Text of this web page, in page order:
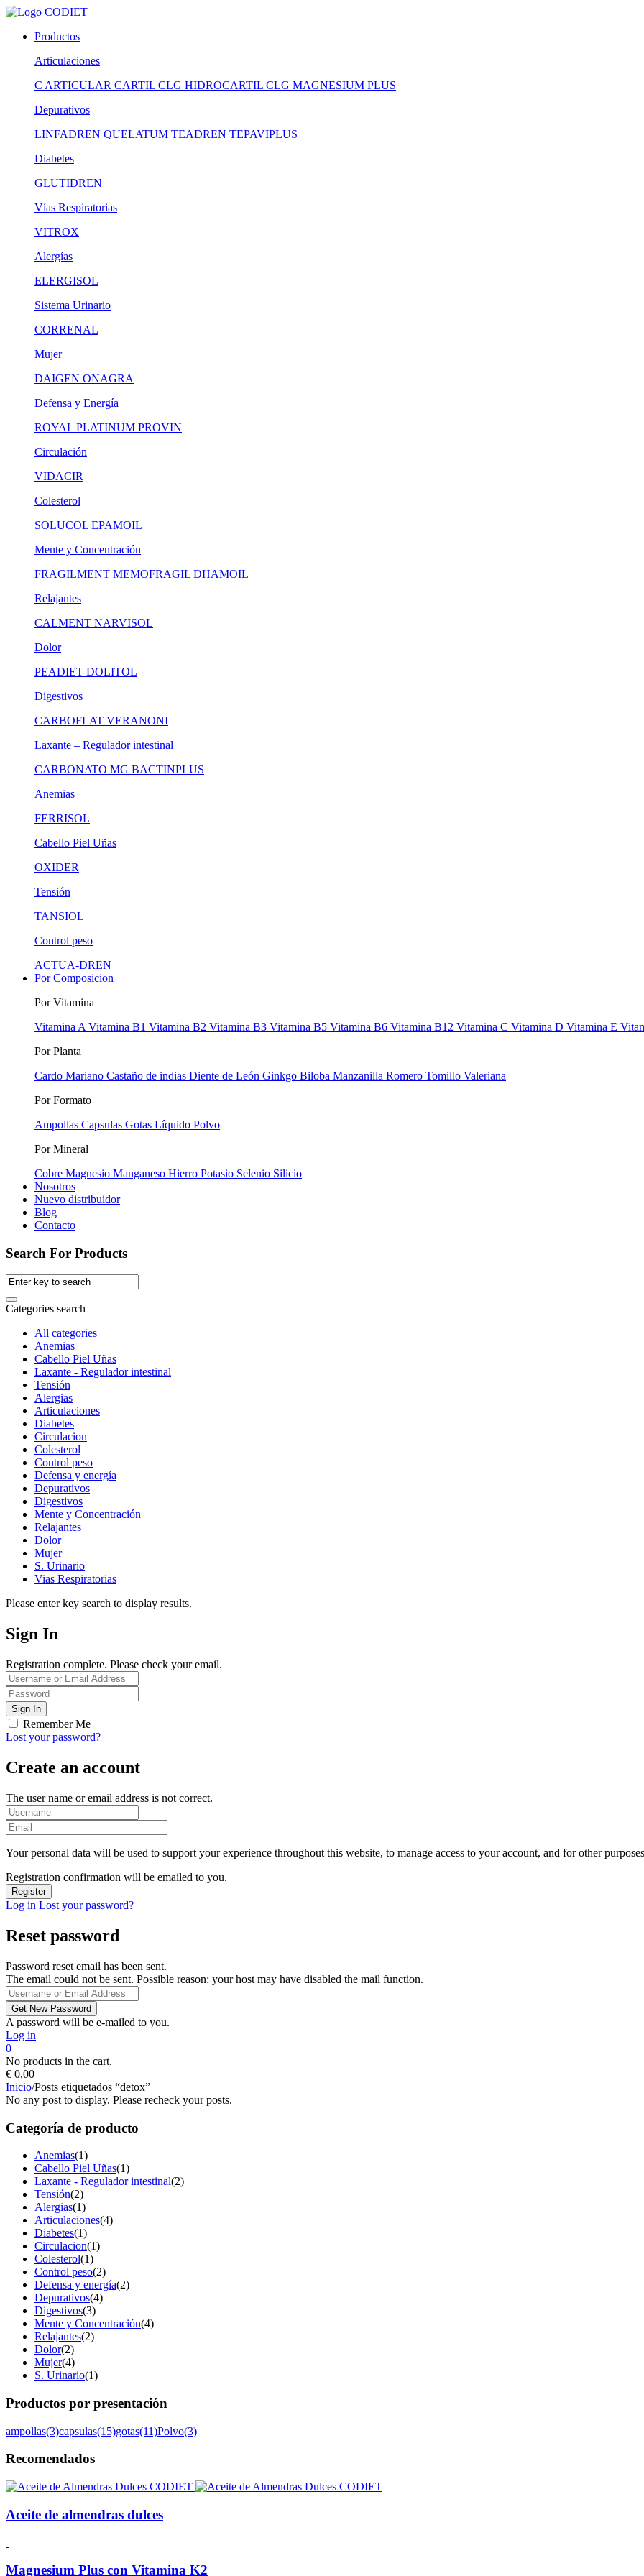
Productos
Articulaciones
C ARTICULAR CARTIL CLG HIDROCARTIL CLG MAGNESIUM PLUS
Depurativos
LINFADREN QUELATUM TEADREN TEPAVIPLUS
Diabetes
GLUTIDREN
Vías Respiratorias
VITROX
Alergías
ELERGISOL
Sistema Urinario
CORRENAL
Mujer
DAIGEN ONAGRA
Defensa y Energía
ROYAL PLATINUM PROVIN
Circulación
VIDACIR
Colesterol
SOLUCOL EPAMOIL
Mente y Concentración
FRAGILMENT MEMOFRAGIL DHAMOIL
Relajantes
CALMENT NARVISOL
Dolor
PEADIET DOLITOL
Digestivos
CARBOFLAT VERANONI
Laxante – Regulador intestinal
CARBONATO MG BACTINPLUS
Anemias
FERRISOL
Cabello Piel Uñas
OXIDER
Tensión
TANSIOL
Control peso
ACTUA-DREN
Por Composicion
Por Vitamina
Vitamina A Vitamina B1 Vitamina B2 Vitamina B3 Vitamina B5 Vitamina B6 Vitamina B12 Vitamina C Vitamina D Vitamina E
Por Planta
Cardo Mariano Castaño de indias Diente de León Ginkgo Biloba Manzanilla Romero Tomillo Valeriana
Por Formato
Ampollas Capsulas Gotas Líquido Polvo
Por Mineral
Cobre Magnesio Manganeso Hierro Potasio Selenio Silicio
Nosotros
Nuevo distribuidor
Blog
Contacto
Search For Products
Categories search
All categories
Anemias
Cabello Piel Uñas
Laxante - Regulador intestinal
Tensión
Alergias
Articulaciones
Diabetes
Circulacion
Colesterol
Control peso
Defensa y energía
Depurativos
Digestivos
Mente y Concentración
Relajantes
Dolor
Mujer
S. Urinario
Vias Respiratorias
Please enter key search to display results.
Sign In
Registration complete. Please check your email.
Remember Me
Lost your password?
Create an account
The user name or email address is not correct.
Your personal data will be used to support your experience throughout this website, to manage access to your account, and for other
Registration confirmation will be emailed to you.
Log in Lost your password?
Reset password
Password reset email has been sent.
The email could not be sent. Possible reason: your host may have disabled the mail function.
A password will be e-mailed to you.
Log in
0
No products in the cart.
€ 0,00
Inicio/Posts etiquetados “detox”
No any post to display. Please recheck your posts.
Categoría de producto
Anemias(1)
Cabello Piel Uñas(1)
Laxante - Regulador intestinal(2)
Tensión(2)
Alergias(1)
Articulaciones(4)
Diabetes(1)
Circulacion(1)
Colesterol(1)
Control peso(2)
Defensa y energía(2)
Depurativos(4)
Digestivos(3)
Mente y Concentración(4)
Relajantes(2)
Dolor(2)
Mujer(4)
S. Urinario(1)
Productos por presentación
ampollas(3)capsulas(15)gotas(11)Polvo(3)
Recomendados
Aceite de almendras dulces
Magnesium Plus con Vitamina K2